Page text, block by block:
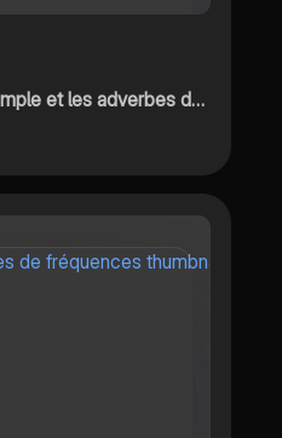
et les adverbes de fréquence